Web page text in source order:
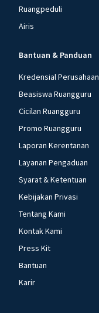
Ruangpeduli
Airis
Bantuan & Panduan
Kredensial Perusahaan
Beasiswa Ruangguru
Cicilan Ruangguru
Promo Ruangguru
Laporan Kerentanan
Layanan Pengaduan
Syarat & Ketentuan
Kebijakan Privasi
Tentang Kami
Kontak Kami
Press Kit
Bantuan
Karir